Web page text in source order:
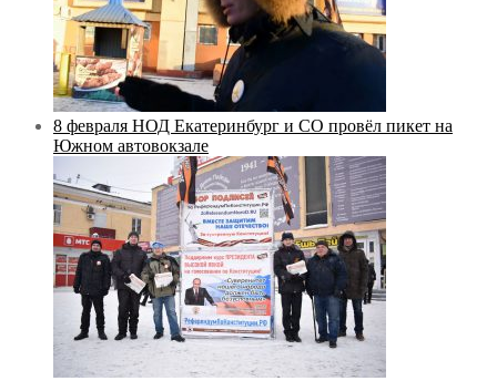
8 февраля НОД Екатеринбург и СО провёл пикет на
Южном автовокзале